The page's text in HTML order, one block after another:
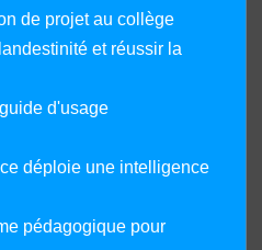
de projet au collège
et réussir la
d'usage
déploie une intelligence
pédagogique pour